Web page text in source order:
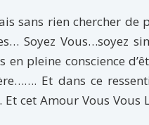
sans rien chercher
Soyez Vous…soyez
en pleine conscience
Et dans ce
cet Amour Vous Vous